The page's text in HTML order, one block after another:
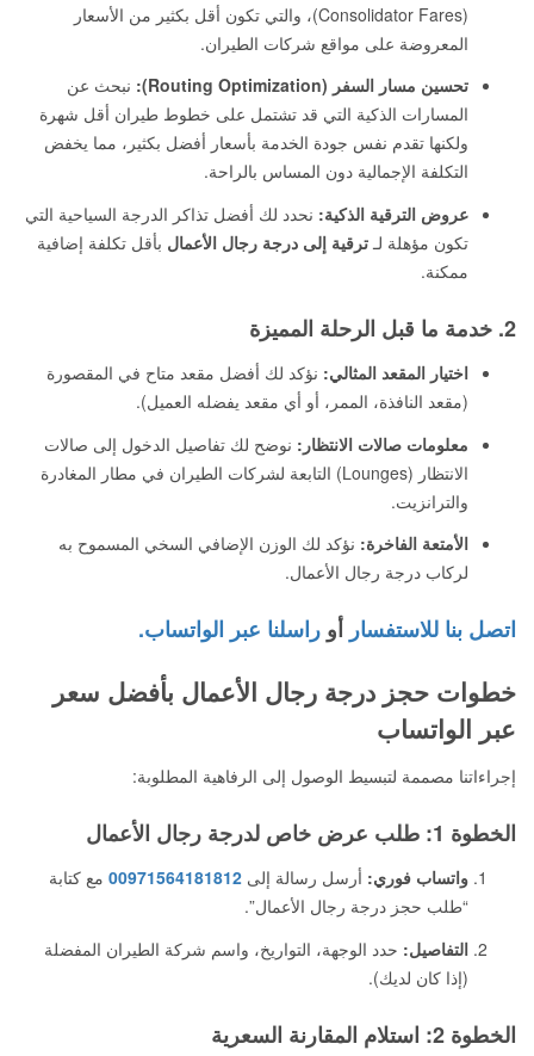
(Consolidator Fares)، والتي تكون أقل بكثير من الأسعار
المعروضة على مواقع شركات الطيران.
تحسين مسار السفر (Routing Optimization):
نبحث عن
المسارات الذكية التي قد تشتمل على خطوط طيران أقل شهرة
ولكنها تقدم نفس جودة الخدمة بأسعار أفضل بكثير، مما يخفض
التكلفة الإجمالية دون المساس بالراحة.
عروض الترقية الذكية: نحدد لك أفضل تذاكر الدرجة السياحية التي
تكون مؤهلة لـ ترقية إلى درجة رجال الأعمال بأقل تكلفة إضافية
ممكنة.
2. خدمة ما قبل الرحلة المميزة
اختيار المقعد المثالي: نؤكد لك أفضل مقعد متاح في المقصورة
(مقعد النافذة، الممر، أو أي مقعد يفضله العميل).
معلومات صالات الانتظار: نوضح لك تفاصيل الدخول إلى صالات
الانتظار (Lounges) التابعة لشركات الطيران في مطار المغادرة
والترانزيت.
الأمتعة الفاخرة: نؤكد لك الوزن الإضافي السخي المسموح به
لركاب درجة رجال الأعمال.
اتصل بنا للاستفسار أو راسلنا عبر الواتساب.
خطوات حجز درجة رجال الأعمال بأفضل سعر
عبر الواتساب
إجراءاتنا مصممة لتبسيط الوصول إلى الرفاهية المطلوبة:
الخطوة 1: طلب عرض خاص لدرجة رجال الأعمال
واتساب فوري: أرسل رسالة إلى 00971564181812 مع كتابة
“طلب حجز درجة رجال الأعمال”.
التفاصيل: حدد الوجهة، التواريخ، واسم شركة الطيران المفضلة
(إذا كان لديك).
الخطوة 2: استلام المقارنة السعرية